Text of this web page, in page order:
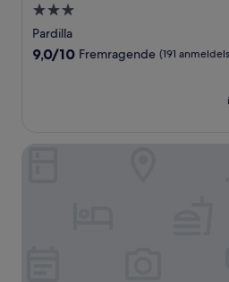
3.0-
stjernet
overnatningssted
Pardilla
9.0
anmeldelser)
9,0/10 Fremragende (191